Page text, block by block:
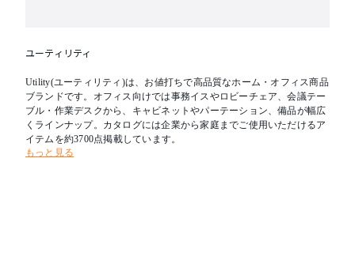
ユーティリティ
Utility(ユーティリティ)は、お値打ちで高品質なホーム・オフィス商品
ブランドです。オフィス向けでは事務イスやロビーチェア、会議テー
ブル・作業デスクから、キャビネットやパーテーション、備品が幅広
くラインナップ。カタログには企業から家庭までご使用いただけるア
イテムを約3700点掲載しています。
もっと見る